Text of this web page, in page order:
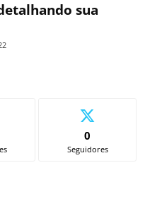
sua
0
Seguidores